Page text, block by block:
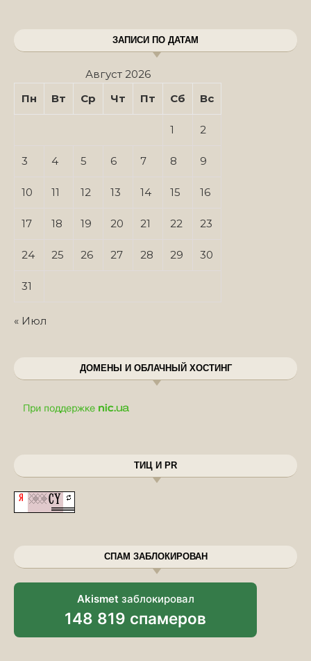
ЗАПИСИ ПО ДАТАМ
Август 2026
Пн
Вт Ср Чт Пт Сб Вс
1 2
3 4 5 6 7 8 9
10 11 12 13 14 15 16
17 18 19 20 21 22 23
24 25 26 27 28 29 30
31
« Июл
ДОМЕНЫ И ОБЛАЧНЫЙ ХОСТИНГ
ТИЦ И PR
СПАМ ЗАБЛОКИРОВАН
Akismet заблокировал
148 819 спамеров